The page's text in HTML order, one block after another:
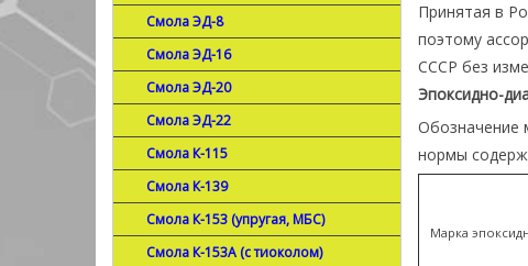
Смола ЭД-8
Смола ЭД-16
Смола ЭД-20
Смола ЭД-22
Смола К-115
Смола К-139
Смола К-153 (упругая, МБС)
Смола К-153А (с тиоколом)
Принятая в
поэтому
СССР без
Эпоксидно-
Обозначение
нормы
Марка